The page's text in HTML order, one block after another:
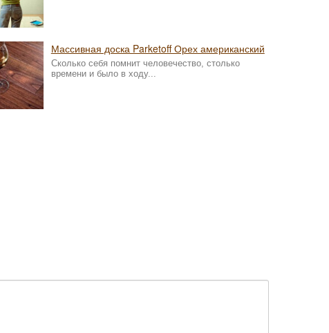
Массивная доска Parketoff Орех американский
Сколько себя помнит человечество, столько
времени и было в ходу...